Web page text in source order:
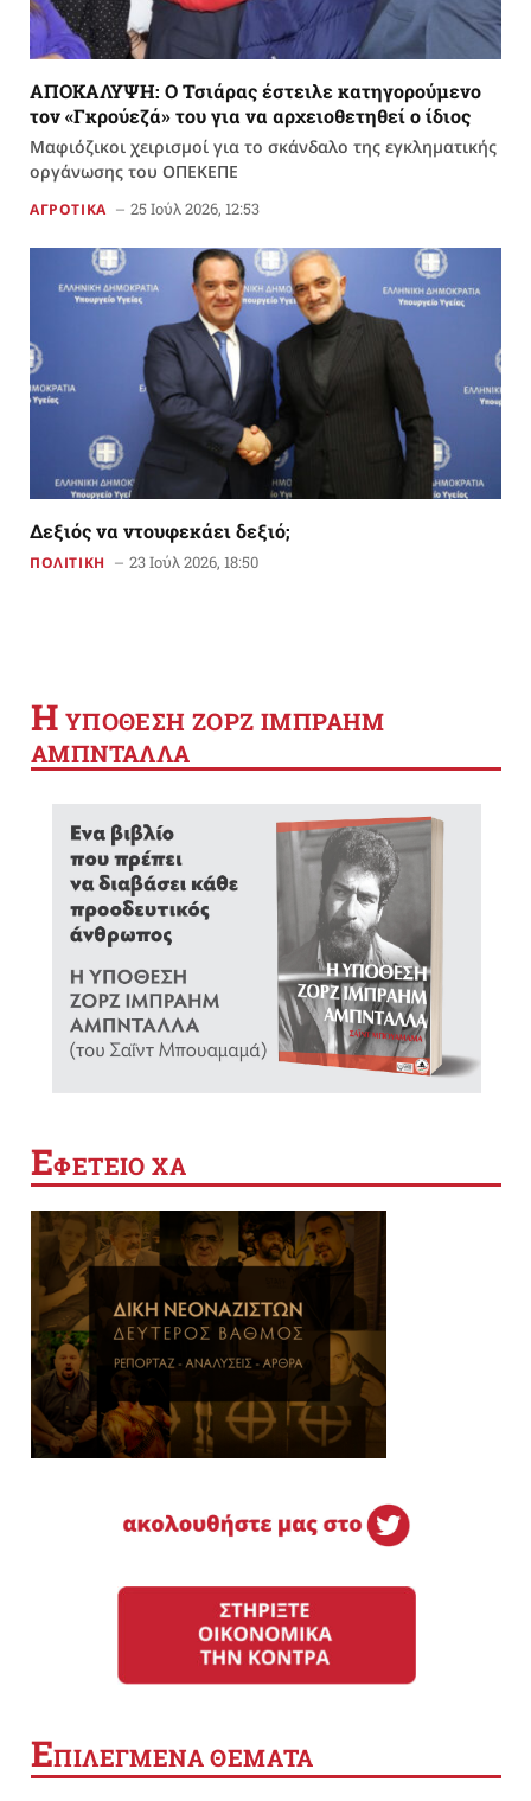
ΑΠΟΚΑΛΥΨΗ: Ο Τσιάρας έστειλε κατηγορούμενο
τον «Γκρούεζά» του για να αρχειοθετηθεί ο ίδιος
Μαφιόζικοι χειρισμοί για το σκάνδαλο της εγκληματικής
οργάνωσης του ΟΠΕΚΕΠΕ
ΑΓΡΟΤΙΚΑ 25 Ιούλ 2026, 12:53
Δεξιός να ντουφεκάει δεξιό;
ΠΟΛΙΤΙΚΗ 23 Ιούλ 2026, 18:50
Η YΠΟΘΕΣΗ ΖΟΡΖ ΙΜΠΡΑΗΜ
ΑΜΠΝΤΑΛΛΑ
ΕΦΕΤΕΙΟ ΧΑ
ΕΠΙΛΕΓΜΕΝΑ ΘΕΜΑΤΑ